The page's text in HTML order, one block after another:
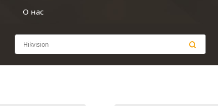
О нас